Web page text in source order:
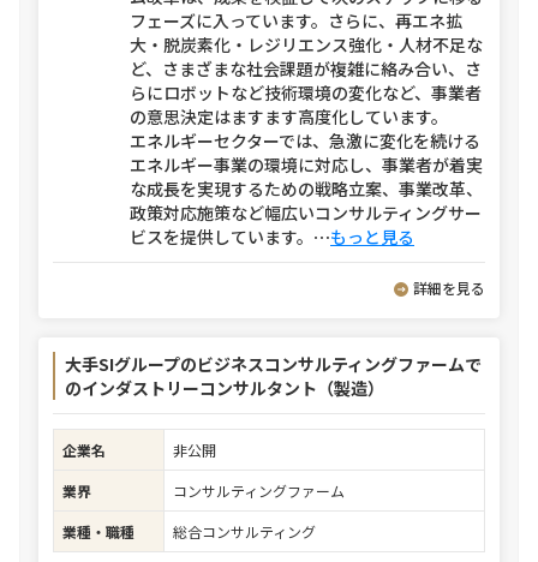
フェーズに入っています。さらに、再エネ拡
大・脱炭素化・レジリエンス強化・人材不足な
ど、さまざまな社会課題が複雑に絡み合い、さ
らにロボットなど技術環境の変化など、事業者
の意思決定はますます高度化しています。
エネルギーセクターでは、急激に変化を続ける
エネルギー事業の環境に対応し、事業者が着実
な成長を実現するための戦略立案、事業改革、
政策対応施策など幅広いコンサルティングサー
ビスを提供しています。 ⋯もっと見る
詳細を見る
大手SIグループのビジネスコンサルティングファームで
のインダストリーコンサルタント（製造）
企業名
非公開
業界
コンサルティングファーム
業種・職種
総合コンサルティング